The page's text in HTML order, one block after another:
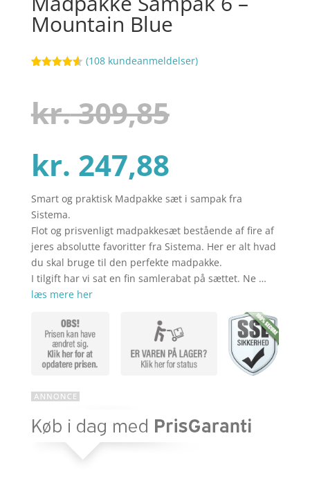
Mountain Blue
baseret på
kundebedø
mmelser
(108 kundeanmeldelser)
kr.309,85
pris
var:
kr.
kr. 247,88Den
aktuelle
pris
er:
kr.
Smart og praktisk Madpakke sæt i sampak fra
Sistema.
Flot og prisvenligt madpakkesæt bestående af fire af
jeres absolutte favoritter fra Sistema. Her er alt hvad
du skal bruge til den perfekte madpakke.
I tilgift har vi sat en fin samlerabat på sættet. Ne …
læs mere her